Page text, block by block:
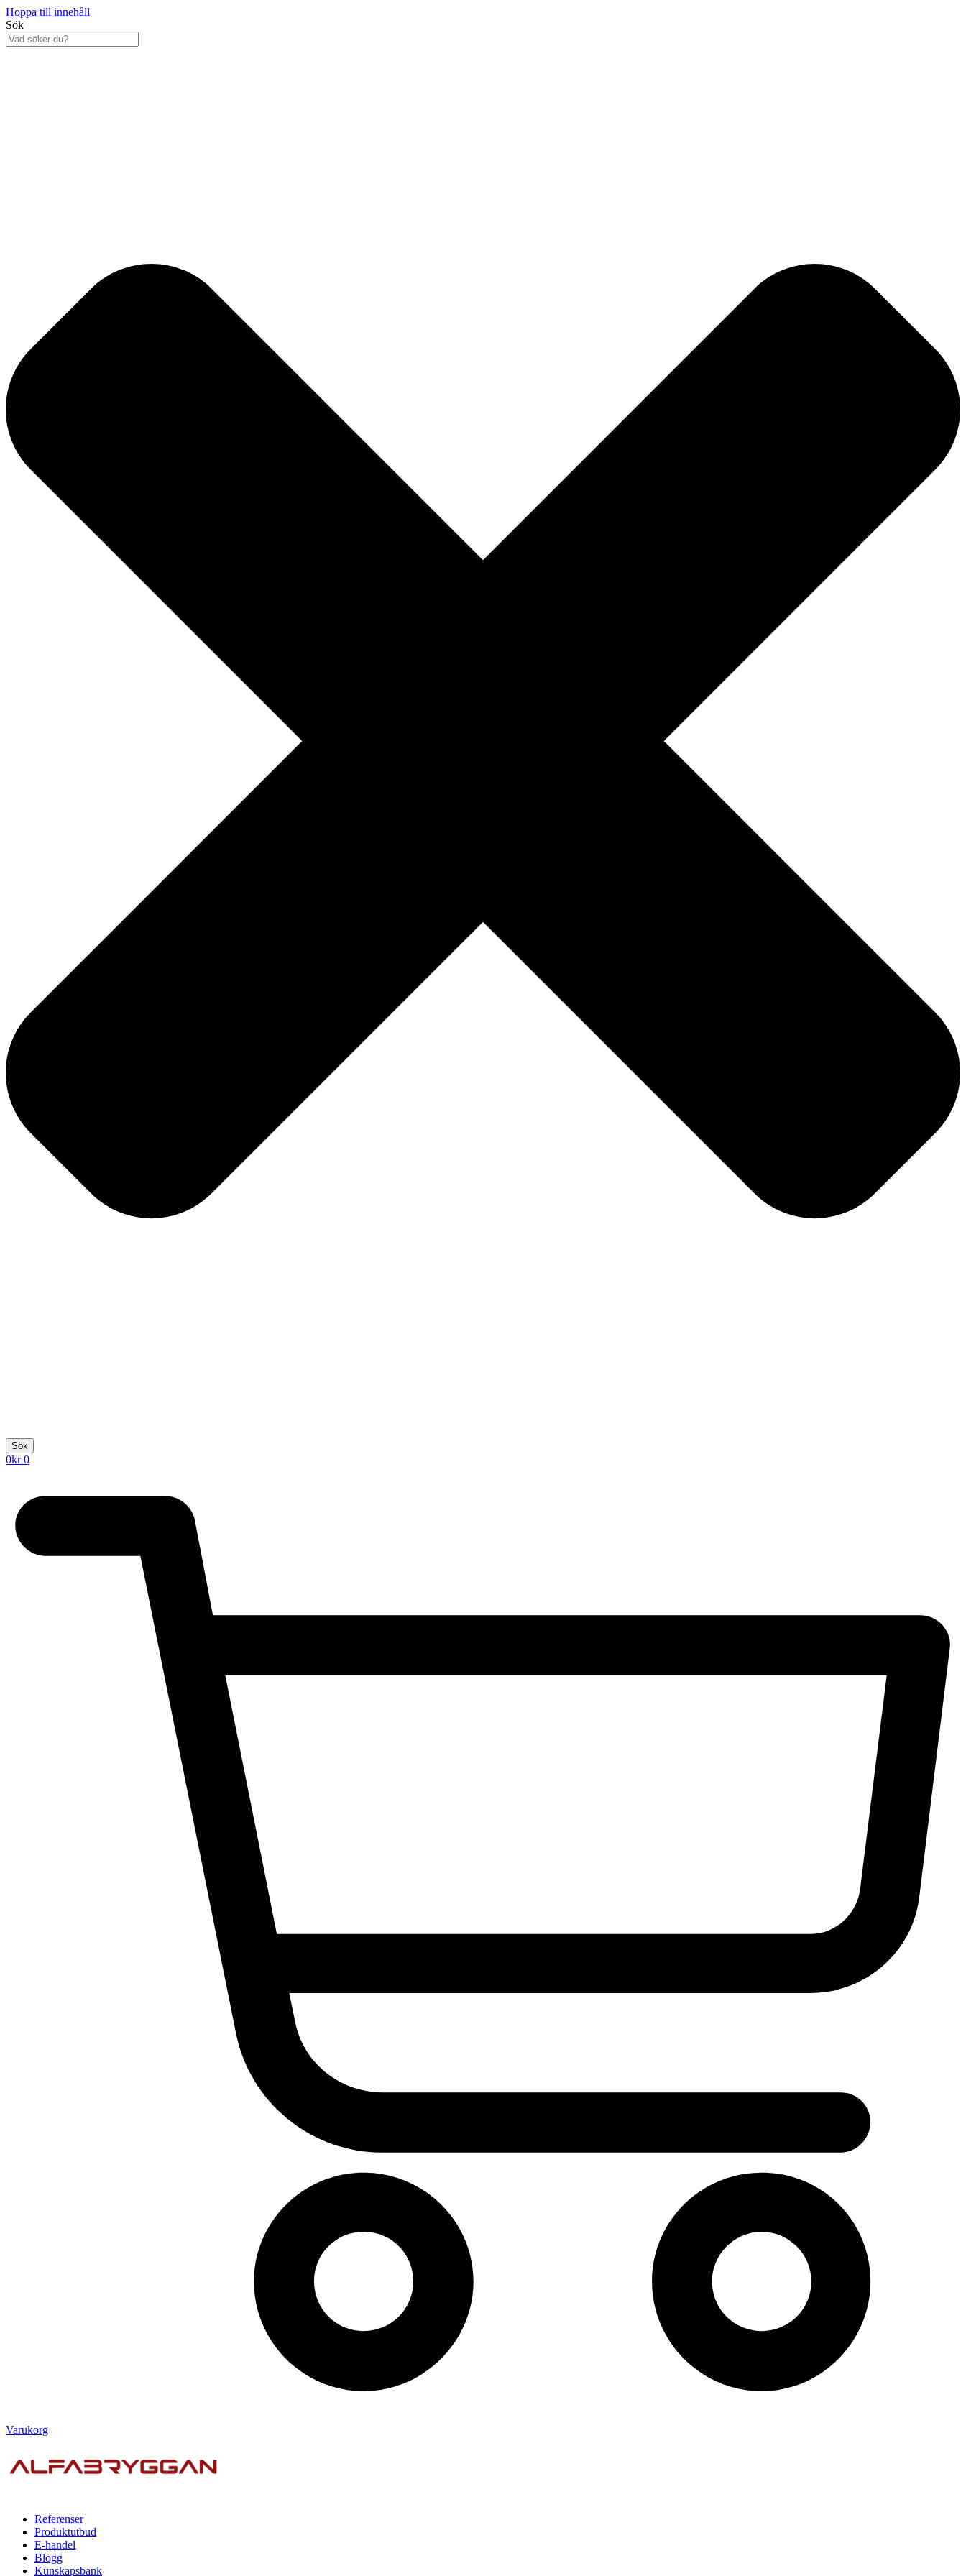
Hoppa till innehåll
Sök
Sök
0kr 0
Varukorg
Referenser
Produktutbud
E-handel
Blogg
Kunskapsbank